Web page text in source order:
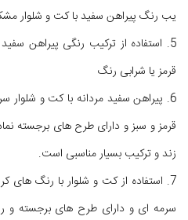
یب رنگ پیراهن سفید با کت و شلوار
5. استفاده از ترکیب رنگی پیراهن
قرمز یا شرابی رنگ
6. پیراهن سفید مردانه با کت و
قرمز و سبز و دارای طرح های برجسته
زند و ترکیب بسیار مناسبی است.
7. استفاده از کت و شلوار با رنگ های
سرمه ای و دارای طرح های برجسته و